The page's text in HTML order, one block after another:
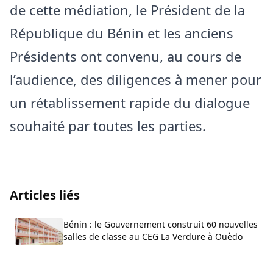
de cette médiation, le Président de la
République du Bénin et les anciens
Présidents ont convenu, au cours de
l’audience, des diligences à mener pour
un rétablissement rapide du dialogue
souhaité par toutes les parties.
Articles liés
Bénin : le Gouvernement construit 60 nouvelles
salles de classe au CEG La Verdure à Ouèdo